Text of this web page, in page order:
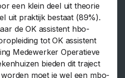
een klein deel uit theorie
uit praktijk bestaat (89%).
de OK assistent hbo-
tot OK assistent
Medewerker Operatieve
bieden dit traject
moet je wel een mbo-